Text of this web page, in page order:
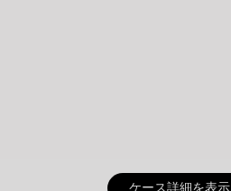
ケース詳細を表示